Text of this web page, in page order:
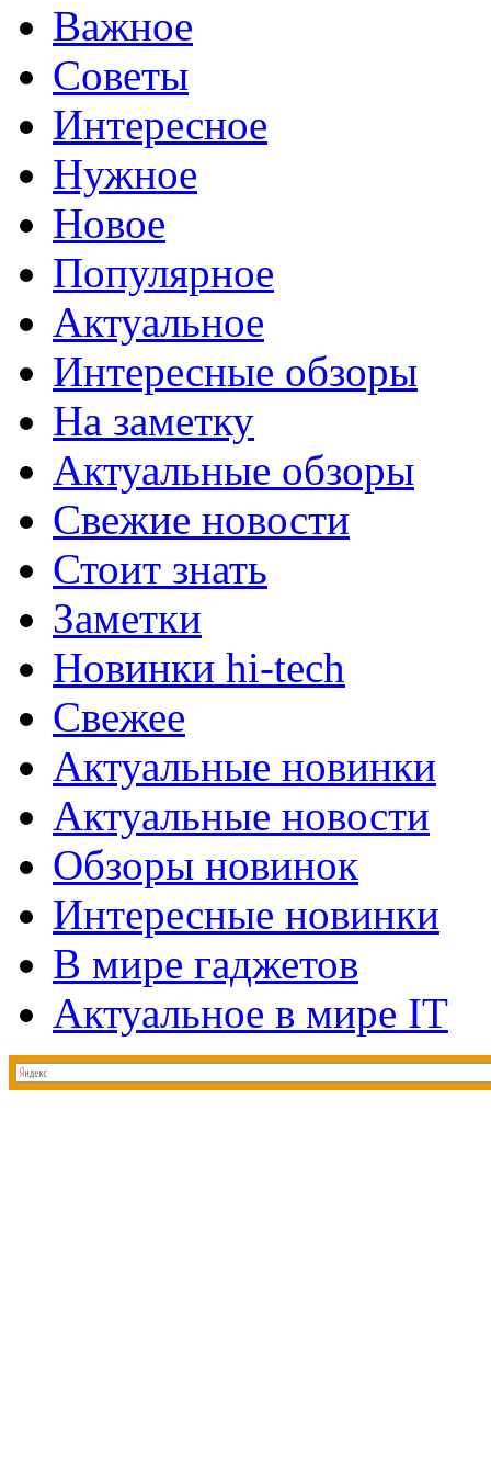
Важное
Советы
Интересное
Нужное
Новое
Популярное
Актуальное
Интересные обзоры
На заметку
Актуальные обзоры
Свежие новости
Стоит знать
Заметки
Новинки hi-tech
Свежее
Актуальные новинки
Актуальные новости
Обзоры новинок
Интересные новинки
В мире гаджетов
Актуальное в мире IT